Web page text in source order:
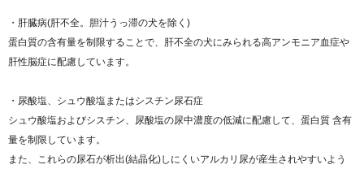
・肝臓病(肝不全。胆汁うっ滞の犬を除く)
蛋白質の含有量を制限することで、肝不全の犬にみられる高アンモニア血症や
肝性脳症に配慮しています。
・尿酸塩、シュウ酸塩またはシスチン尿石症
シュウ酸塩およびシスチン、尿酸塩の尿中濃度の低減に配慮して、蛋白質 含有
量を制限しています。
また、これらの尿石が析出(結晶化)しにくいアルカリ尿が産生されやすいよう